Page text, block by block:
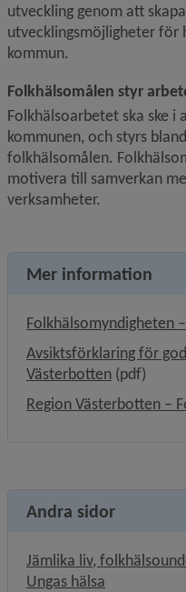
utveckling genom att
utvecklingsmöjligheter för
kommun.
Folkhälsomålen styr
Folkhälsoarbetet ska ske i
kommunen, och styrs
folkhälso­målen.
motivera till samverkan
verksamheter.
Mer information
Folkhälsomyndigheten
Avsiktsförklaring för
Västerbotten, 183.3 kB,
(pdf)
Region Västerbotten –
Andra sidor
Jämlika liv,
Ungas hälsa